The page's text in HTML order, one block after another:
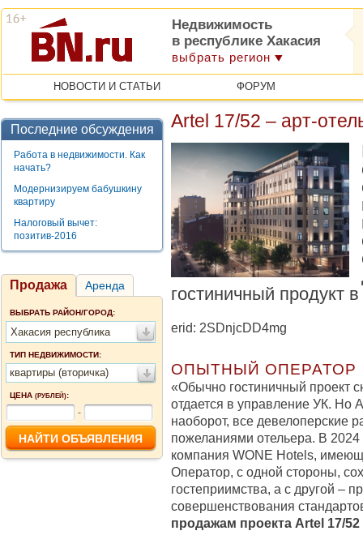
Недвижимость
в республике Хакасия
выбрать регион
НОВОСТИ И СТАТЬИ ФОРУМ
Последние обсуждения
Работа в недвижимости. Как
начать?
Модернизируем бабушкину
квартиру
Налоговый вычет:
позитив-2016
Продажа Аренда
ВЫБРАТЬ РАЙОН/ГОРОД:
Хакасия республика
ТИП НЕДВИЖИМОСТИ:
квартиры (вторичка)
ЦЕНА (РУБЛЕЙ):
-
Artel 17/52 – арт-
гостиничный продукт
erid: 2SDnjcDD4mg
ОПЫТНЫЙ ОПЕРАТОР
«Обычно гостиничный проект
отдается в управление УК. Но
наоборот, все девелоперские
пожеланиями отельера. В
компания WONE Hotels,
Оператор, с одной стороны,
гостеприимства, а с другой –
совершенствования
продажам проекта Artel 17/